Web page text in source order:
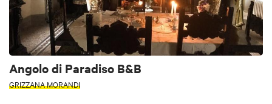
Angolo di Paradiso B&B
GRIZZANA MORANDI